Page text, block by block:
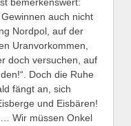
bemerkenswert:
auch nicht
Nordpol, auf der
Uranvorkommen,
doch versuchen, auf
Doch die Ruhe
fängt an, sich
und Eisbären!
Wir müssen Onkel